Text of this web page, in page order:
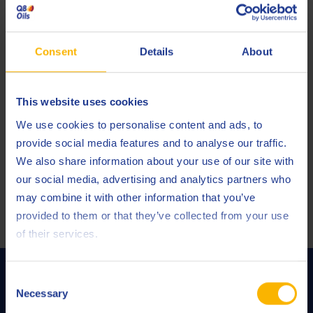
Consent Details About
This website uses cookies
We use cookies to personalise content and ads, to
provide social media features and to analyse our traffic.
We also share information about your use of our site with
our social media, advertising and analytics partners who
may combine it with other information that you’ve
provided to them or that they’ve collected from your use
of their services.
Selection
Necessary
Dampfzylinderöl
Kompressoröl
ALLE PRODUKTE ANZEIGEN